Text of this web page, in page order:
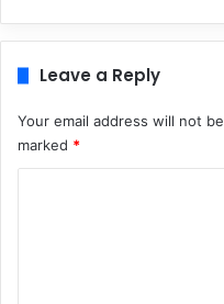
Leave a Reply
Your email address will not
marked *